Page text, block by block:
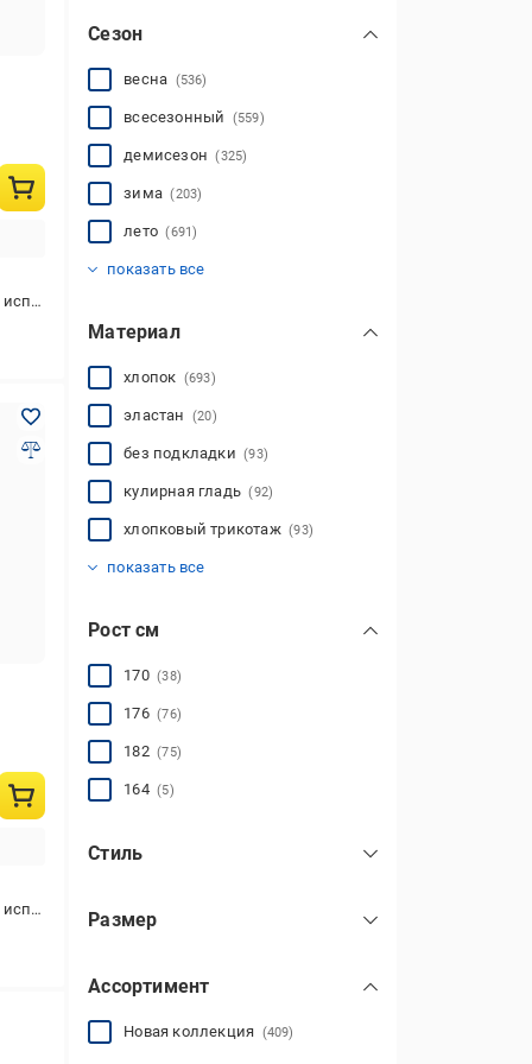
Сезон
весна (536)
всесезонный (559)
демисезон(325)
зима(203)
лето(691)
показать все
Материал
хлопок (693)
эластан (20)
без подкладки(93)
кулирная гладь(92)
хлопковый трикотаж(93)
показать все
Рост см
170(38)
176(76)
182(75)
164(5)
Стиль
спортивный
Размер
46(20)
48
Ассортимент
Новая коллекция (409)